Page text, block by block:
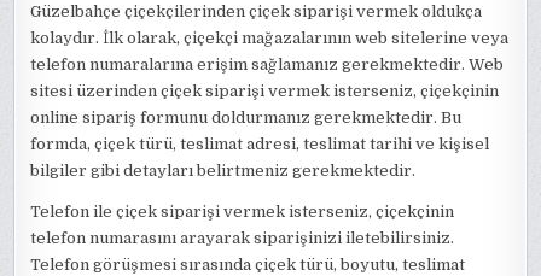
Güzelbahçe çiçekçilerinden çiçek siparişi vermek oldukça
kolaydır. İlk olarak, çiçekçi mağazalarının web sitelerine veya
telefon numaralarına erişim sağlamanız gerekmektedir. Web
sitesi üzerinden çiçek siparişi vermek isterseniz, çiçekçinin
online sipariş formunu doldurmanız gerekmektedir. Bu
formda, çiçek türü, teslimat adresi, teslimat tarihi ve kişisel
bilgiler gibi detayları belirtmeniz gerekmektedir.
Telefon ile çiçek siparişi vermek isterseniz, çiçekçinin
telefon numarasını arayarak siparişinizi iletebilirsiniz.
Telefon görüşmesi sırasında çiçek türü, boyutu, teslimat